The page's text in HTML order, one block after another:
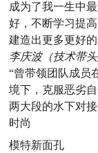
成为了我一生中
好，不断学习提
建造出更多更好
李庆波（技术带头
“曾带领团队成员
境下，克服恶劣
两大段的水下对
时尚
模特新面孔